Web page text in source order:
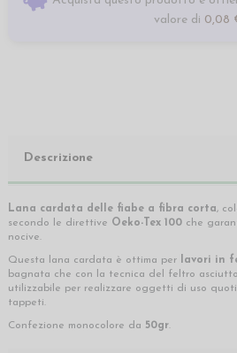
valore di 0,08
Descrizione
Lana cardata delle fiabe a fibra corta,
secondo le direttive Oeko-Tex 100 che
nocive.
Questa lana cardata è ottima per lavori in
bagnata che con la tecnica del feltro
utilizzabile per realizzare oggetti di uso
tappeti.
Confezione monocolore da 50gr.